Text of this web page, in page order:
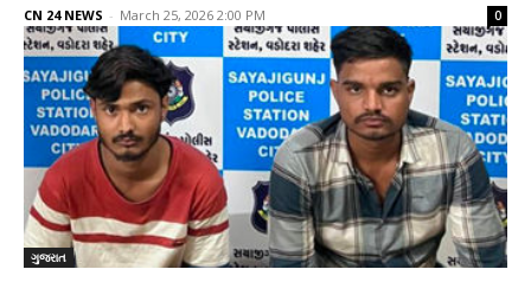
CN 24 NEWS - March 25, 2026 2:00 PM 0
ગુજરાત